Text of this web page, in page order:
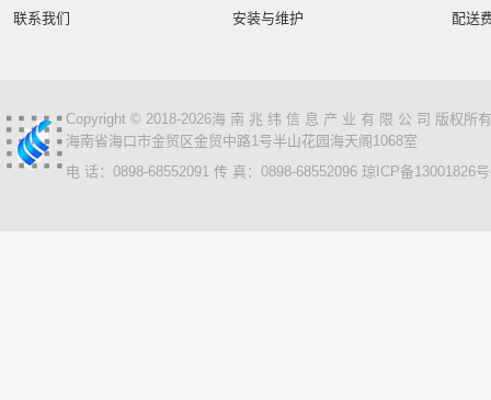
联系我们
安装与维护
配送
Copyright © 2018-2026海 南 兆 纬 信 息 产 业 有 限 公 司 版权所
海南省海口市金贸区金贸中路1号半山花园海天阁1068室
电 话：0898-68552091 传 真：0898-68552096 琼ICP备13001826